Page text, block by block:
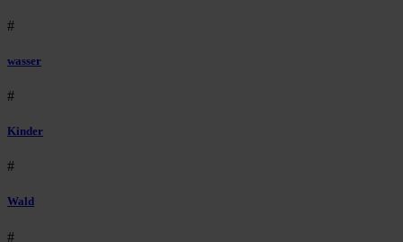
#
wasser
#
Kinder
#
Wald
#